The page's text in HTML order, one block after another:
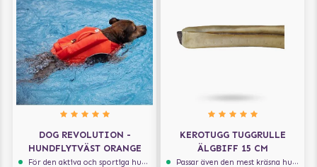
DOG REVOLUTION -
HUNDFLYTVÄST ORANGE
För den aktiva och sportiga hunden
KEROTUGG TUGGRULLE
ÄLGBIFF 15 CM
Passar även den mest kräsna hunden